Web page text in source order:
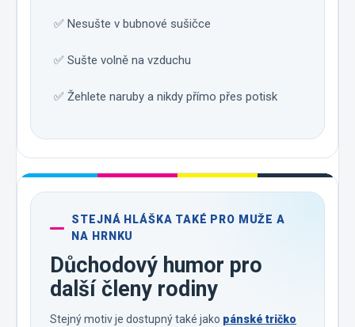
✅ Nesušte v bubnové sušičce
✅ Sušte volně na vzduchu
✅ Žehlete naruby a nikdy přímo přes potisk
STEJNÁ HLÁŠKA TAKÉ PRO MUŽE A
NA HRNKU
Důchodový humor pro
další členy rodiny
Stejný motiv je dostupný také jako pánské tričko